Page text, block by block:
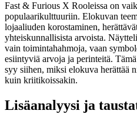
Fast & Furious X Rooleissa on
populaarikulttuuriin. Elokuvan
lojaaliuden korostaminen,
yhteiskunnallisista arvoista.
vain toimintahahmoja, vaan
esiintyviä arvoja ja perinteitä.
syy siihen, miksi elokuva herättää
kuin kriitikoissakin.
Lisäanalyysi ja